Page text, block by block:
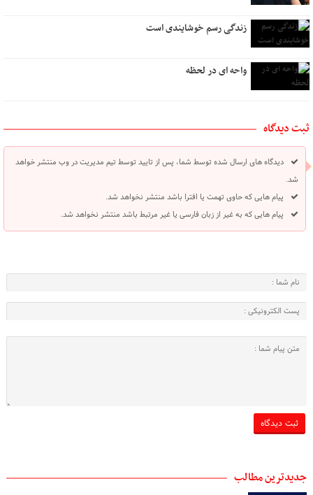
زندگی رسم خوشایندی است
واحه ای در لحظه
ثبت دیدگاه
دیدگاه های ارسال شده توسط شما، پس از تایید توسط تیم مدیریت در وب منتشر خواهد
شد.
پیام هایی که حاوی تهمت یا افترا باشد منتشر نخواهد شد.
پیام هایی که به غیر از زبان فارسی یا غیر مرتبط باشد منتشر نخواهد شد.
جدیدترین مطالب